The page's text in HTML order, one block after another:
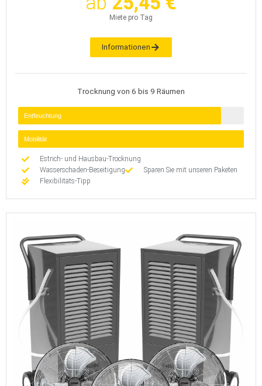
Miete pro Tag
Informationen
Trocknung von 6 bis 9 Räumen
Entfeuchtung
Mobilität
Estrich- und Hausbau-Trocknung
Wasserschaden-Beseitigung
Sparen Sie mit unseren Paketen
Flexibilitäts-Tipp